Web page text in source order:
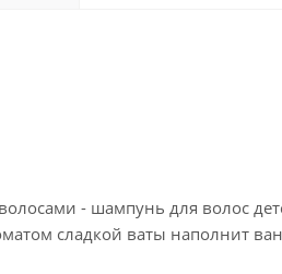
- шампунь для волос
сладкой ваты наполнит